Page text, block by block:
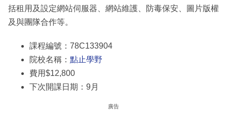
括租用及設定網站伺服器、網站維護、防毒保安、圖片版權
及與團隊合作等。
課程編號：78C133904
院校名稱： 點止學野
費用$12,800
下次開課日期：9月
廣告